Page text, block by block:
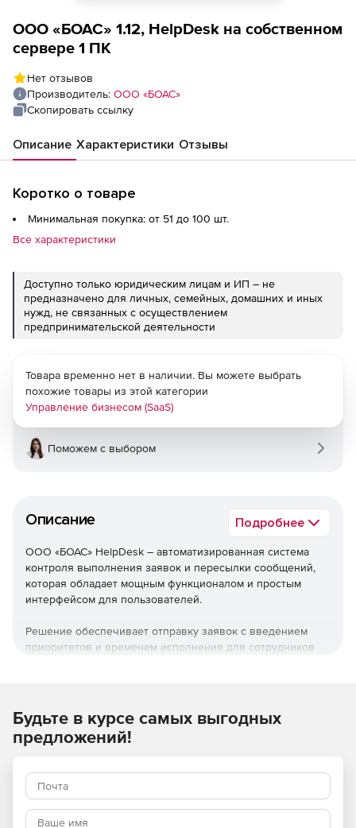
ООО «БОАС» 1.12, HelpDesk на собственном
сервере 1 ПК
Нет отзывов
Производитель: ООО «БОАС»
Скопировать ссылку
Описание Характеристики Отзывы
Коротко о товаре
Минимальная покупка: от 51 до 100 шт.
Все характеристики
Доступно только юридическим лицам и ИП – не
предназначено для личных, семейных, домашних и иных
нужд, не связанных с осуществлением
предпринимательской деятельности
Описание Подробнее
ООО «БОАС» HelpDesk – автоматизированная система
контроля выполнения заявок и пересылки сообщений,
которая обладает мощным функционалом и простым
интерфейсом для пользователей.
Решение обеспечивает отправку заявок с введением
приоритетов и временем исполнения для сотрудников
помощью которой обработка данных происходит на
компьютере клиента, а не на сервере. Это способствует
количестве одновременно работающих пользователей и
высокой производительности системы.
Товара временно нет в наличии. Вы можете выбрать
похожие товары из этой категории
Управление бизнесом (SaaS)
Поможем с выбором
Будьте в курсе самых выгодных
предложений!